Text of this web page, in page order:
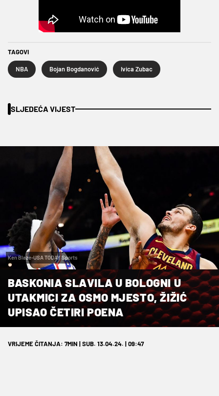
TAGOVI
NBA Bojan Bogdanović Ivica Zubac
SLJEDEĆA VIJEST
Ken Blaze-USA TODAY Sports
BASKONIA SLAVILA U BOLOGNI U
UTAKMICI ZA OSMO MJESTO, ŽIŽIĆ
UPISAO ČETIRI POENA
VRIJEME ČITANJA: 7MIN | SUB. 13.04.24. | 09:47